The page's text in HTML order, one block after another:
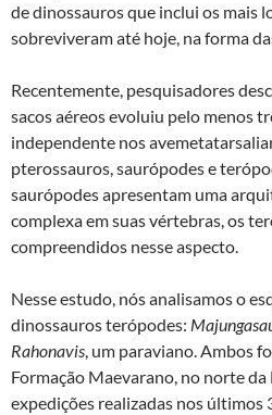
de dinossauros que inclui os mais
sobreviveram até hoje, na forma
Recentemente, pesquisadores
sacos aéreos evoluiu pelo menos
independente nos
pterossauros, saurópodes e
saurópodes apresentam uma
complexa em suas vértebras, os
compreendidos nesse aspecto.
Nesse estudo, nós analisamos o
dinossauros terópodes:
Rahonavis, um paraviano. Ambos
Formação Maevarano, no norte
expedições realizadas nos últimos